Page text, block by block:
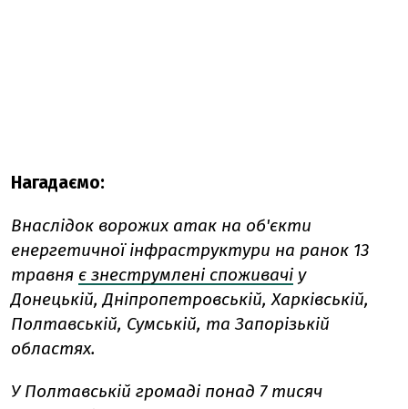
Нагадаємо:
Внаслідок ворожих атак на об'єкти
енергетичної інфраструктури на ранок 13
травня є знеструмлені споживачі у
Донецькій, Дніпропетровській, Харківській,
Полтавській, Сумській, та Запорізькій
областях.
У Полтавській громаді понад 7 тисяч